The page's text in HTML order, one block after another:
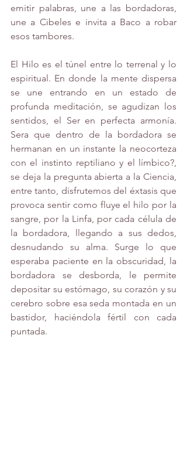
emitir palabras, une a las bordadoras,
une a Cibeles e invita a Baco a robar
esos tambores.
El Hilo es el túnel entre lo terrenal y lo
espiritual. En donde la mente dispersa
se une entrando en un estado de
profunda meditación, se agudizan los
sentidos, el Ser en perfecta armonía.
Sera que dentro de la bordadora se
hermanan en un instante la neocorteza
con el instinto reptiliano y el límbico?,
se deja la pregunta abierta a la Ciencia,
entre tanto, disfrutemos del éxtasis que
provoca sentir como fluye el hilo por la
sangre, por la Linfa, por cada célula de
la bordadora, llegando a sus dedos,
desnudando su alma. Surge lo que
esperaba paciente en la obscuridad, la
bordadora se desborda, le permite
depositar su estómago, su corazón y su
cerebro sobre esa seda montada en un
bastidor, haciéndola fértil con cada
puntada.